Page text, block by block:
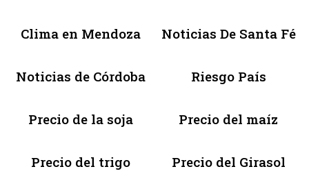
Clima en Mendoza Noticias De Santa Fé
Noticias de Córdoba Riesgo País
Precio de la soja Precio del maíz
Precio del trigo Precio del Girasol